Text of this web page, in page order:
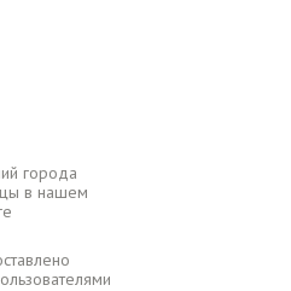
города
в нашем